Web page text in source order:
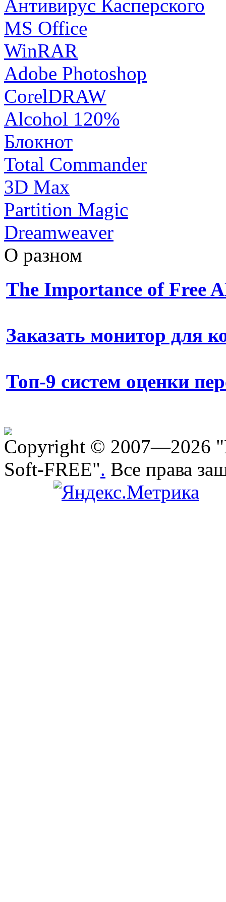
Антивирус Касперского
MS Office
WinRAR
Adobe Photoshop
CorelDRAW
Alcohol 120%
Блокнот
Total Commander
3D Max
Partition Magic
Dreamweaver
О разном
The Importance of Free
Заказать монитор для
Топ-9 систем оценки
Copyright © 2007—2026
Soft-FREE". Все права